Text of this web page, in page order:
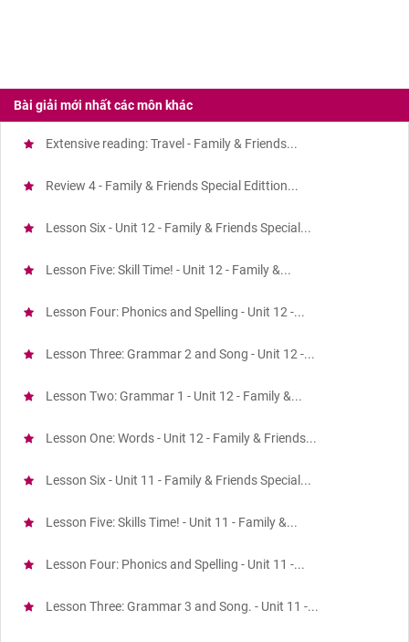
Bài giải mới nhất các môn khác
Extensive reading: Travel - Family & Friends...
Review 4 - Family & Friends Special Edittion...
Lesson Six - Unit 12 - Family & Friends Special...
Lesson Five: Skill Time! - Unit 12 - Family &...
Lesson Four: Phonics and Spelling - Unit 12 -...
Lesson Three: Grammar 2 and Song - Unit 12 -...
Lesson Two: Grammar 1 - Unit 12 - Family &...
Lesson One: Words - Unit 12 - Family & Friends...
Lesson Six - Unit 11 - Family & Friends Special...
Lesson Five: Skills Time! - Unit 11 - Family &...
Lesson Four: Phonics and Spelling - Unit 11 -...
Lesson Three: Grammar 3 and Song. - Unit 11 -...